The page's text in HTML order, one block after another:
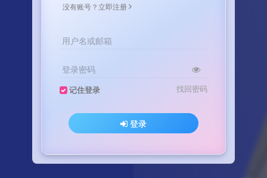
没有账号？立即注册
用户名或邮箱
登录密码
记住登录 找回密码
登录